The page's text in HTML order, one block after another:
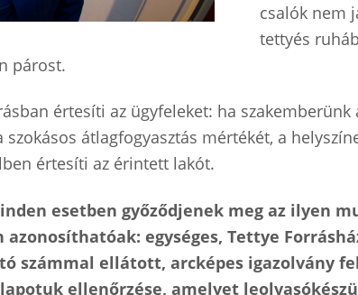
csalók nem
tettyés
párost.
értesíti az ügyfeleket: ha
átlagfogyasztás mértékét, a
értesíti az érintett lakót.
esetben győződjenek meg az ilyen
azonosíthatóak: egységes, Tettye
számmal ellátott, arcképes igazolvány
ellenőrzése, amelyet